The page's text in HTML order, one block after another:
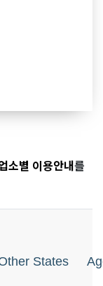
소별 이용안내 를
States